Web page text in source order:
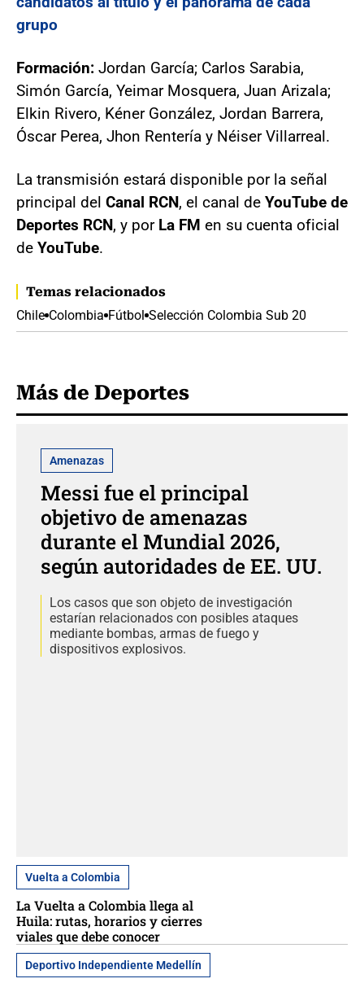
grupo
Formación: Jordan García; Carlos Sarabia,
Simón García, Yeimar Mosquera, Juan Arizala;
Elkin Rivero, Kéner González, Jordan Barrera,
Óscar Perea, Jhon Rentería y Néiser Villarreal.
La transmisión estará disponible por la señal
principal del Canal RCN, el canal de YouTube de
Deportes RCN, y por La FM en su cuenta oficial
de YouTube.
Temas relacionados
Chile Colombia Fútbol Selección Colombia Sub 20
Más de Deportes
Amenazas
Messi fue el principal
objetivo de amenazas
durante el Mundial 2026,
según autoridades de EE. UU.
Los casos que son objeto de investigación
estarían relacionados con posibles ataques
mediante bombas, armas de fuego y
dispositivos explosivos.
Vuelta a Colombia
La Vuelta a Colombia llega al
Huila: rutas, horarios y cierres
viales que debe conocer
Deportivo Independiente Medellín